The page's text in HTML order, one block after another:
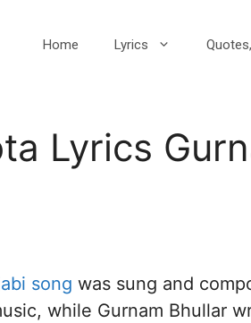
Home Lyrics
Lyrics
song was sung and
while Gurnam Bhullar